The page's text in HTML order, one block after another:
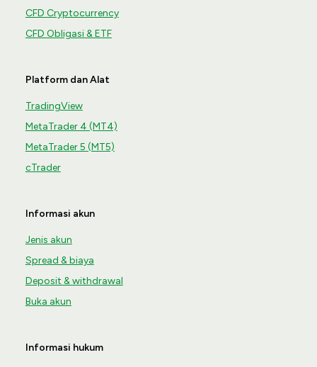
CFD Cryptocurrency
CFD Obligasi & ETF
Platform dan Alat
TradingView
MetaTrader 4 (MT4)
MetaTrader 5 (MT5)
cTrader
Informasi akun
Jenis akun
Spread & biaya
Deposit & withdrawal
Buka akun
Informasi hukum